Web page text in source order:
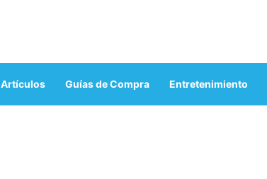
Artículos Guías de Compra Entretenimiento